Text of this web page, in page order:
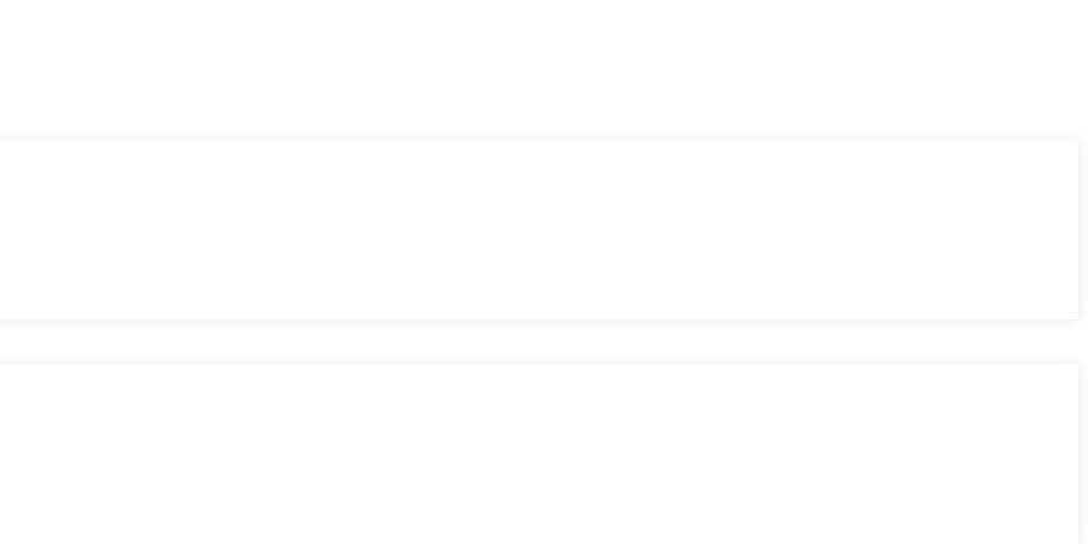
senza complicazioni.
del mercato.
piattaforme e dApp.